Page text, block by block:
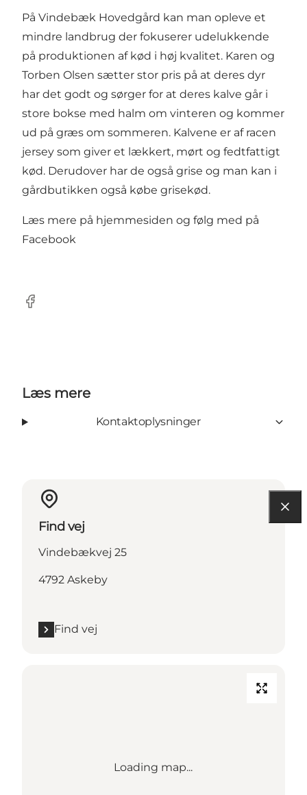
På Vindebæk Hovedgård kan man opleve et
mindre landbrug der fokuserer udelukkende
på produktionen af kød i høj kvalitet. Karen og
Torben Olsen sætter stor pris på at deres dyr
har det godt og sørger for at deres kalve går i
store bokse med halm om vinteren og kommer
ud på græs om sommeren. Kalvene er af racen
jersey som giver et lækkert, mørt og fedtfattigt
kød. Derudover har de også grise og man kan i
gårdbutikken også købe grisekød.
Læs mere på hjemmesiden og følg med på
Facebook
Facebook
Læs mere
Kontaktoplysninger
Find vej
Vindebækvej 25
4792 Askeby
Find vej
Loading map...